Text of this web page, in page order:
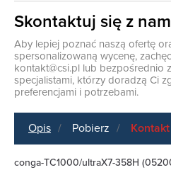
Skontaktuj się z
Aby lepiej poznać naszą ofertę
spersonalizowaną wycenę,
kontakt@csi.pl lub bezpośrednio
specjalistami, którzy doradzą Ci
preferencjami i potrzebami.
Opis Pobierz Kontakt
conga-TC1000/ultraX7-358H